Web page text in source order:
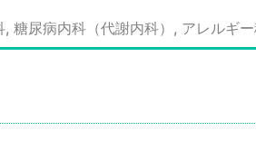
糖尿病内科（代謝内科）, アレルギ